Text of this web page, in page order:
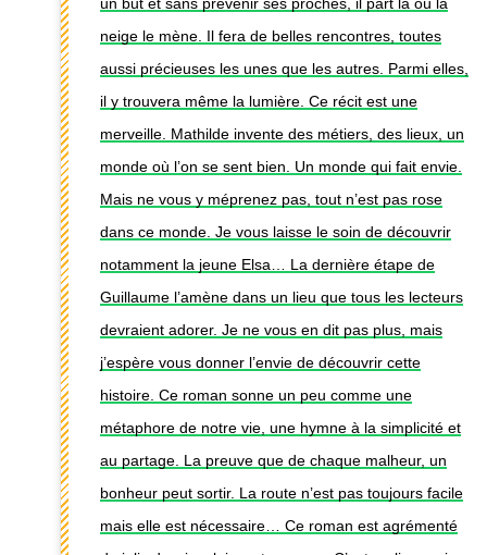
un but et sans prévenir ses proches, il part là où la
neige le mène. Il fera de belles rencontres, toutes
aussi précieuses les unes que les autres. Parmi elles,
il y trouvera même la lumière. Ce récit est une
merveille. Mathilde invente des métiers, des lieux, un
monde où l’on se sent bien. Un monde qui fait envie.
Mais ne vous y méprenez pas, tout n’est pas rose
dans ce monde. Je vous laisse le soin de découvrir
notamment la jeune Elsa… La dernière étape de
Guillaume l’amène dans un lieu que tous les lecteurs
devraient adorer. Je ne vous en dit pas plus, mais
j’espère vous donner l’envie de découvrir cette
histoire. Ce roman sonne un peu comme une
métaphore de notre vie, une hymne à la simplicité et
au partage. La preuve que de chaque malheur, un
bonheur peut sortir. La route n’est pas toujours facile
mais elle est nécessaire… Ce roman est agrémenté